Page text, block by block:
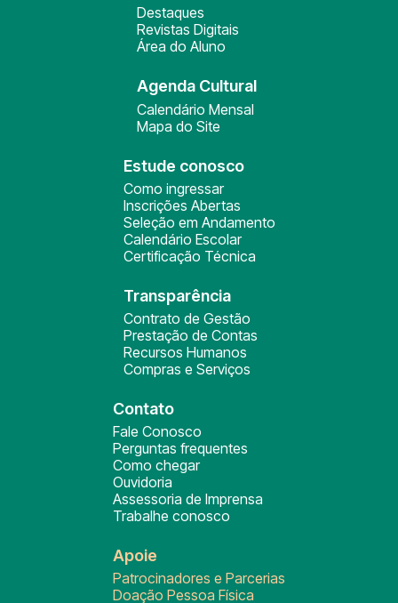
Destaques
Revistas Digitais
Área do Aluno
Agenda Cultural
Calendário Mensal
Mapa do Site
Estude conosco
Como ingressar
Inscrições Abertas
Seleção em Andamento
Calendário Escolar
Certificação Técnica
Transparência
Contrato de Gestão
Prestação de Contas
Recursos Humanos
Compras e Serviços
Contato
Fale Conosco
Perguntas frequentes
Como chegar
Ouvidoria
Assessoria de Imprensa
Trabalhe conosco
Apoie
Patrocinadores e Parcerias
Doação Pessoa Física